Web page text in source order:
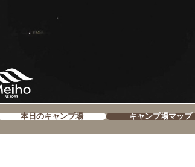
本日のキャンプ場 キャンプ場マップ